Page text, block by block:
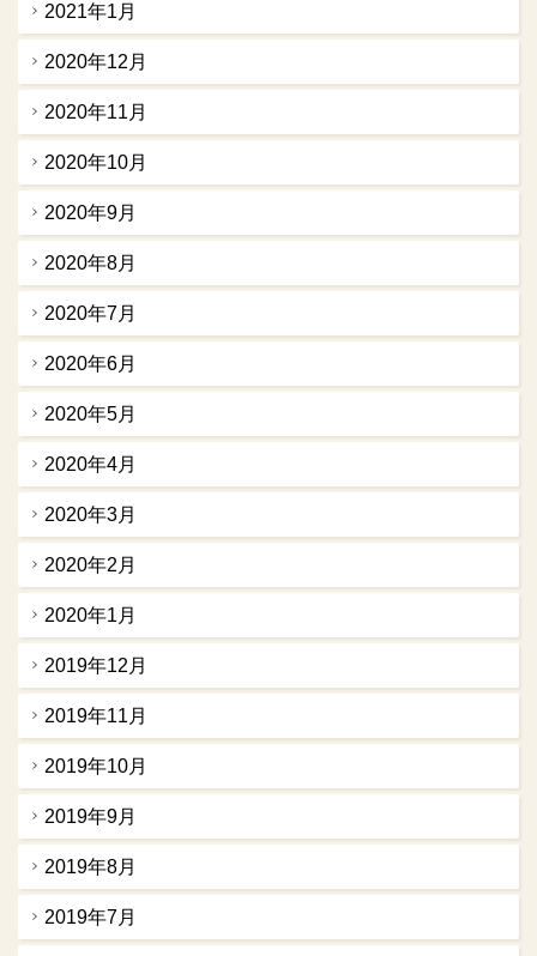
2021年1月
2020年12月
2020年11月
2020年10月
2020年9月
2020年8月
2020年7月
2020年6月
2020年5月
2020年4月
2020年3月
2020年2月
2020年1月
2019年12月
2019年11月
2019年10月
2019年9月
2019年8月
2019年7月